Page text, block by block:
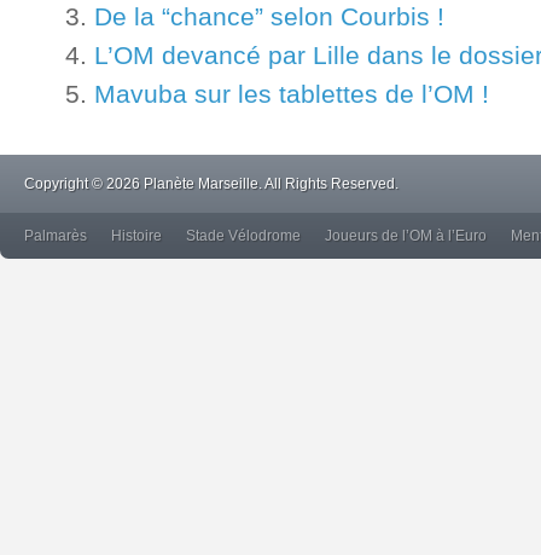
De la “chance” selon Courbis !
L’OM devancé par Lille dans le
Mavuba sur les tablettes de l’OM !
Copyright © 2026 Planète Marseille. All Rights Reserved.
Palmarès Histoire Stade Vélodrome Joueurs de l’OM à l’Euro